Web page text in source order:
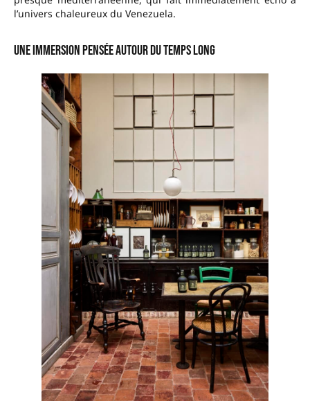
l’univers chaleureux du Venezuela.
Une immersion pensée autour du temps long